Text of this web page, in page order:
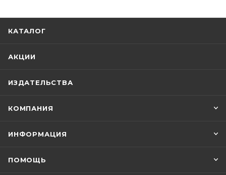
КАТАЛОГ
АКЦИИ
ИЗДАТЕЛЬСТВА
КОМПАНИЯ
ИНФОРМАЦИЯ
ПОМОЩЬ